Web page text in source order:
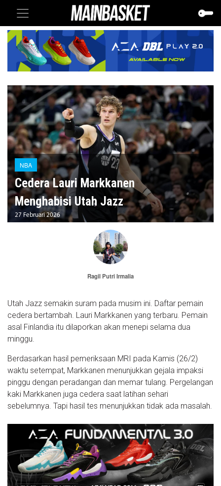
NBA
Cedera Lauri Markkanen
Menghabisi Utah Jazz
27 Februari 2026
Ragil Putri Irmalia
Utah Jazz semakin suram pada musim ini. Daftar pemain
cedera bertambah. Lauri Markkanen yang terbaru. Pemain
asal Finlandia itu dilaporkan akan menepi selama dua
minggu.
Berdasarkan hasil pemeriksaan MRI pada Kamis (26/2)
waktu setempat, Markkanen menunjukkan gejala impaksi
pinggu dengan peradangan dan memar tulang. Pergelangan
kaki Markkanen juga cedera saat latihan sehari
sebelumnya. Tapi hasil tes menunjukkan tidak ada masalah.